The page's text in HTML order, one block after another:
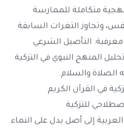
متكاملة للممارسة
وتجاوز الثغرات السابقة
معرفية: التأصيل الشرعي
المنهج النبوي في التزكية
الصلاة والسلام.
في القرآن الكريم
للتزكية
إلى أصل يدل على النماء